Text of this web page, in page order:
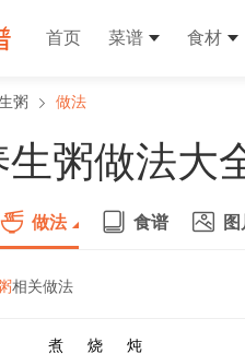
首页 菜谱 食材
粥 做法
生粥做法大
做法 食谱
相关做法
煮 烧 炖